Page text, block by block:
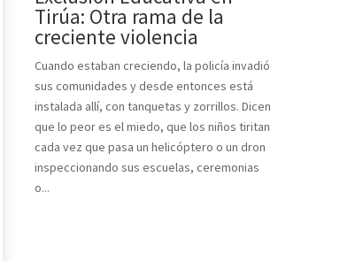
Tirúa: Otra rama de la
creciente violencia
Cuando estaban creciendo, la policía invadió
sus comunidades y desde entonces está
instalada allí, con tanquetas y zorrillos. Dicen
que lo peor es el miedo, que los niños tiritan
cada vez que pasa un helicóptero o un dron
inspeccionando sus escuelas, ceremonias
o...